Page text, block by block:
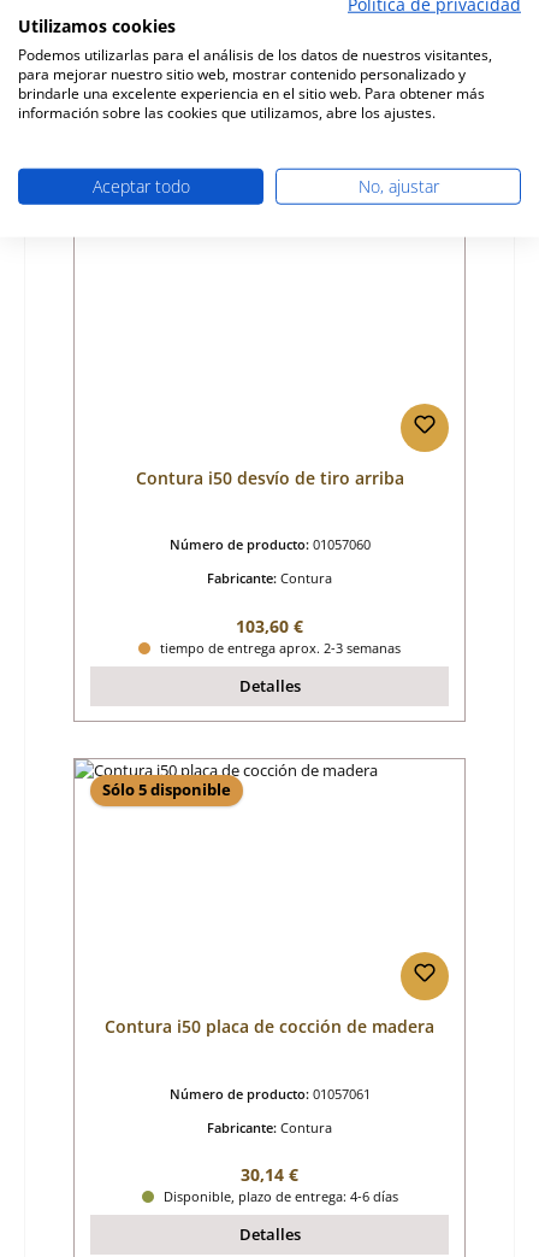
Precio normal:
582,03 €
tiempo de entrega aprox. 2-3 semanas
Contura i50 desvío de tiro arriba
Número de producto: 01057060
Fabricante: Contura
Precio normal:
103,60 €
tiempo de entrega aprox. 2-3 semanas
Detalles
Sólo 5 disponible
Contura i50 placa de cocción de madera
Número de producto: 01057061
Fabricante: Contura
Precio normal:
30,14 €
Disponible, plazo de entrega: 4-6 días
Detalles
Utilizamos cookies
Podemos utilizarlas para el análisis de los datos de nuestros visitantes,
para mejorar nuestro sitio web, mostrar contenido personalizado y
brindarle una excelente experiencia en el sitio web. Para obtener más
información sobre las cookies que utilizamos, abre los ajustes.
Aceptar todo No, ajustar